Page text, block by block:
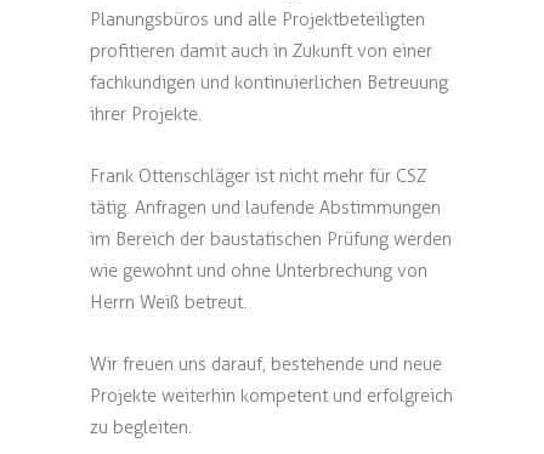
Planungsbüros und alle Projektbeteiligten
profitieren damit auch in Zukunft von einer
fachkundigen und kontinuierlichen Betreuung
ihrer Projekte.
Frank Ottenschläger ist nicht mehr für CSZ
tätig. Anfragen und laufende Abstimmungen
im Bereich der baustatischen Prüfung werden
wie gewohnt und ohne Unterbrechung von
Herrn Weiß betreut.
Wir freuen uns darauf, bestehende und neue
Projekte weiterhin kompetent und erfolgreich
zu begleiten.